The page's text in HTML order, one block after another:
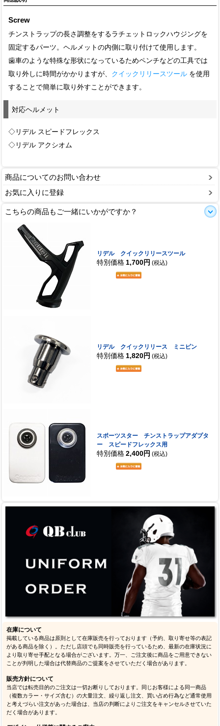
Screw
チンストラップの長さ調整をするラチェットロックハウジングを
固定するパーツ。ヘルメットの内側に取り付けて使用します。
歯車のような特殊な形状になっているためペンチなどの工具では
取り外しに時間がかかりますが、 クイックリリースツール を使用
することで簡単に取り外すことができます。
対応ヘルメット
◇リデル スピードフレックス
◇リデル アクシオム
商品についてのお問い合わせ
お気に入りに登録
こちらの商品もご一緒にいかがですか？
リデル クイックリリースツール
特別価格 1,700円 (税込)
リデル クイックリリース ミニピン
特別価格 1,820円 (税込)
スポーツスター チンストラップアダプタ
ー スピードフレックス用
特別価格 2,400円 (税込)
在庫について
掲載している商品は原則として在庫販売を行っております（予約、取り寄せ等の表記
がある商品を除く）。ただし店頭でも同時販売を行っているため、最新の在庫状況に
より取り寄せ手配となる場合がございます。万一、ご注文後に商品をご用意できない
ことが判明した場合は代替商品のご提案をさせていただく場合があります。
販売方針について
当店では転売目的のご注文は一切お断りしております。同じお客様による同一商品
（複数カラー・サイズ含む）の大量注文、繰り返し注文、買い占め行為など通常使用
と考えづらい注文があった場合は、当店の判断によりご注文をキャンセルさせていた
だく場合があります。